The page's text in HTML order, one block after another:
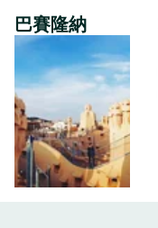
巴賽隆納